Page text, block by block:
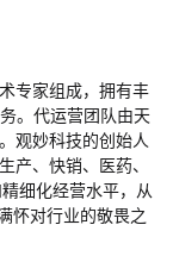
专家组成，拥有丰
。代运营团队由天
观妙科技的创始人
产、快销、医药、
细化经营水平，从
怀对行业的敬畏之